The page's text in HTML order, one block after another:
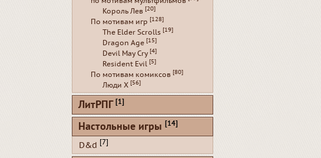
Король Лев [20]
По мотивам игр [128]
The Elder Scrolls [19]
Dragon Age [15]
Devil May Cry [4]
Resident Evil [5]
По мотивам комиксов [80]
Люди Х [56]
ЛитРПГ [1]
Настольные игры [14]
D&d [7]